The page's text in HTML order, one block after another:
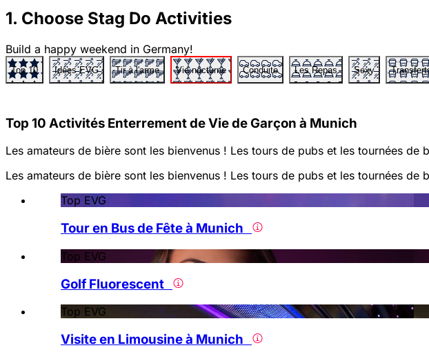
1. Choose Stag Do Activities
Build a happy weekend in Germany!
Top 10 Idées EVG Tir à l'arme Vie nocturne Conduite Les Repas Sexy
Top 10 Activités Enterrement de Vie de Garçon à Munich
Les amateurs de bière sont les bienvenus ! Les tours de pubs et les tournées
Les amateurs de bière sont les bienvenus ! Les tours de pubs et les tournées
Top EVG
Tour en Bus de Fête à Munich
Top EVG
Golf Fluorescent
Top EVG
Visite en Limousine à Munich